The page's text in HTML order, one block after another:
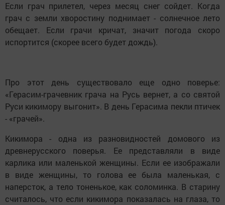
Если грач прилетел, через месяц снег сойдет. Когда
грач с земли хворостину поднимает - солнечное лето
обещает. Если грачи кричат, значит погода скоро
испортится (скорее всего будет дождь).
Про этот день существовало еще одно поверье:
«Герасим-грачевник грача на Русь вернет, а со святой
Руси кикимору выгонит». В день Герасима пекли птичек
- «грачей».
Кикимора - одна из разновидностей домового из
древнерусского поверья. Ее представляли в виде
карлика или маленькой женщины. Если ее изображали
в виде женщины, то голова ее была маленькая, с
наперсток, а тело тоненькое, как соломинка. В старину
считалось, что если кикимора показалась на глаза, то